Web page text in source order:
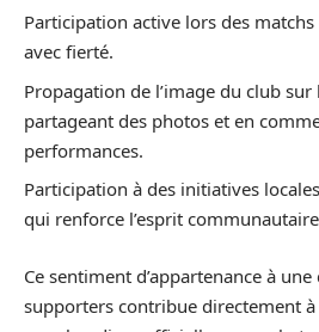
Participation active lors des
avec fierté.
Propagation de l’image du club sur
partageant des photos et en
performances.
Participation à des initiatives
qui renforce l’esprit
Ce sentiment d’appartenance à
supporters contribue directement